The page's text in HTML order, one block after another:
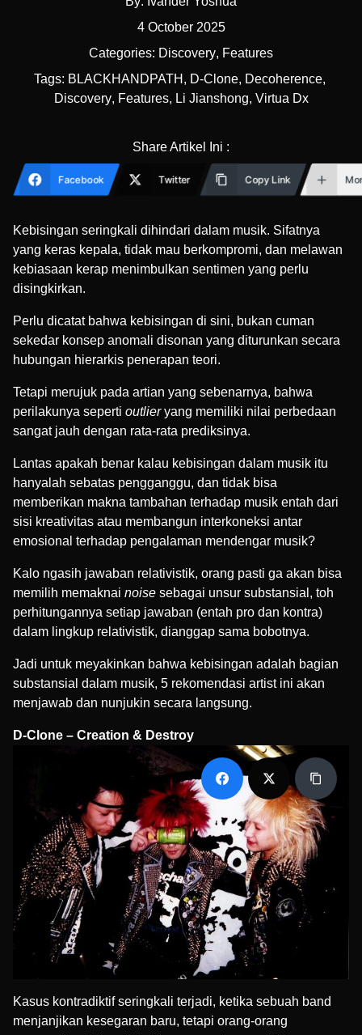
4 October 2025
Categories: Discovery, Features
Tags: BLACKHANDPATH , D-Clone, Decoherence,
Discovery, Features, Li Jianshong, Virtua Dx
Share Artikel Ini :
Facebook Twitter Copy Link
Kebisingan seringkali dihindari dalam musik. Sifatnya
yang keras kepala, tidak mau berkompromi, dan melawan
kebiasaan kerap menimbulkan sentimen yang perlu
disingkirkan.
Perlu dicatat bahwa kebisingan di sini, bukan cuman
sekedar konsep anomali disonan yang diturunkan secara
hubungan hierarkis penerapan teori.
Tetapi merujuk pada artian yang sebenarnya, bahwa
perilakunya seperti outlieryang memiliki nilai perbedaan
sangat jauh dengan rata-rata prediksinya.
Lantas apakah benar kalau kebisingan dalam musik itu
hanyalah sebatas pengganggu, dan tidak bisa
memberikan makna tambahan terhadap musik entah dari
sisi kreativitas atau membangun interkoneksi antar
emosional terhadap pengalaman mendengar musik?
Kalo ngasih jawaban relativistik, orang pasti ga akan bisa
memilih memaknai noise sebagai unsur substansial, toh
perhitungannya setiap jawaban (entah pro dan kontra)
dalam lingkup relativistik, dianggap sama bobotnya.
Jadi untuk meyakinkan bahwa kebisingan adalah bagian
substansial dalam musik, 5 rekomendasi artist ini akan
menjawab dan nunjukin secara langsung.
D-Clone – Creation & Destroy
Kasus kontradiktif seringkali terjadi, ketika sebuah band
menjanjikan kesegaran baru, tetapi orang-orang